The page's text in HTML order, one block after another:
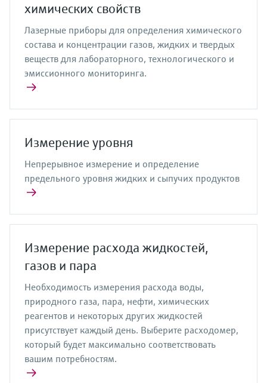
химических свойств
Лазерные приборы для определения химического
состава и концентрации газов, жидких и твердых
веществ для лабораторного, технологического и
эмиссионного мониторинга.
Измерение уровня
Непрерывное измерение и определение
предельного уровня жидких и сыпучих продуктов
Измерение расхода жидкостей,
газов и пара
Необходимость измерения расхода воды,
природного газа, пара, нефти, химических
реагентов и некоторых других жидкостей
присутствует каждый день. Выберите расходомер,
который будет максимально соответствовать
вашим потребностям.